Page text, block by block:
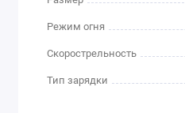
Каждая очередь — как
Режим огня
Скорострельность
Тип зарядки